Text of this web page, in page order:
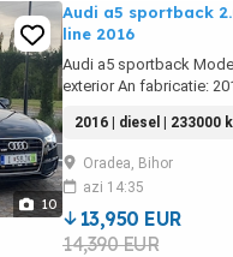
10
Audi a5 sportback
line 2016
Audi a5 sportback
exterior An fabricatie:
automată S tronic 8+1
arată impecabil Norma
233000 cu carte service
cu numere de tzool ...
2016 | diesel | 233000
Oradea, Bihor
azi 14:35
13,950 EUR
14,390 EUR